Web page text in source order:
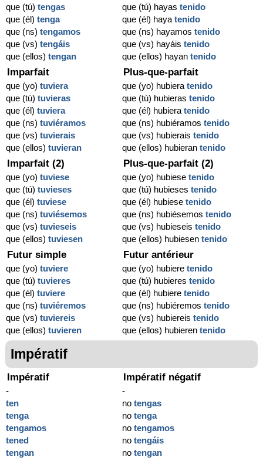
que (tú) tengas
que (él) tenga
que (ns) tengamos
que (vs) tengáis
que (ellos) tengan
que (tú) hayastenido
que (él) hayatenido
que (ns) hayamostenido
que (vs) hayáistenido
que (ellos) hayantenido
Imparfait
que (yo) tuviera
que (tú) tuvieras
que (él) tuviera
que (ns) tuviéramos
que (vs) tuvierais
que (ellos) tuvieran
Plus-que-parfait
que (yo) hubieratenido
que (tú) hubierastenido
que (él) hubieratenido
que (ns) hubiéramostenido
que (vs) hubieraistenido
que (ellos) hubierantenido
Imparfait (2)
que (yo) tuviese
que (tú) tuvieses
que (él) tuviese
que (ns) tuviésemos
que (vs) tuvieseis
que (ellos) tuviesen
Plus-que-parfait (2)
que (yo) hubiesetenido
que (tú) hubiesestenido
que (él) hubiesetenido
que (ns) hubiésemostenido
que (vs) hubieseistenido
que (ellos) hubiesentenido
Futur simple
que (yo) tuviere
que (tú) tuvieres
que (él) tuviere
que (ns) tuviéremos
que (vs) tuviereis
que (ellos) tuvieren
Futur antérieur
que (yo) hubieretenido
que (tú) hubierestenido
que (él) hubieretenido
que (ns) hubiéremostenido
que (vs) hubiereistenido
que (ellos) hubierentenido
Impératif
Impératif
-
ten
tenga
tengamos
tened
tengan
Impératif négatif
-
notengas
notenga
notengamos
notengáis
notengan